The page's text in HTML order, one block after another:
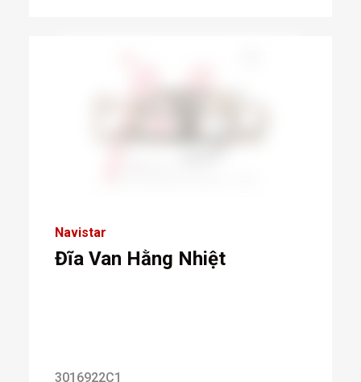
Navistar
Đĩa Van Hằng Nhiệt
3016922C1